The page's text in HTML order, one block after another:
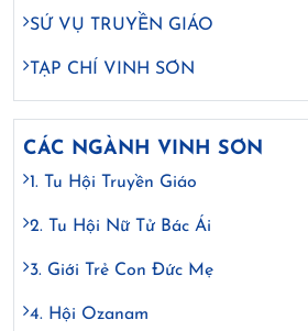
SỨ VỤ TRUYỀN GIÁO
TẠP CHÍ VINH SƠN
CÁC NGÀNH VINH SƠN
1. Tu Hội Truyền Giáo
2. Tu Hội Nữ Tử Bác Ái
3. Giới Trẻ Con Đức Mẹ
4. Hội Ozanam